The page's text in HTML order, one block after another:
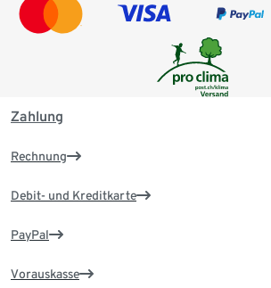
Zahlung
Rechnung
Debit- und Kreditkarte
PayPal
Vorauskasse